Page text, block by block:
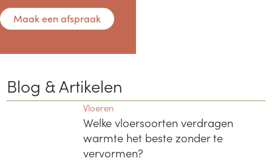
Maak een afspraak
Blog & Artikelen
Vloeren
Welke vloersoorten verdragen
warmte het beste zonder te
vervormen?